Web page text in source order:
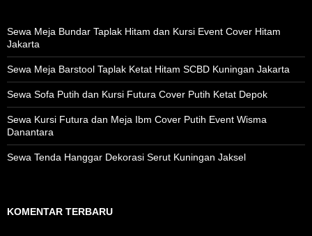
Sewa Meja Bundar Taplak Hitam dan Kursi Event Cover Hitam
Jakarta
Sewa Meja Barstool Taplak Ketat Hitam SCBD Kuningan Jakarta
Sewa Sofa Putih dan Kursi Futura Cover Putih Ketat Depok
Sewa Kursi Futura dan Meja Ibm Cover Putih Event Wisma
Danantara
Sewa Tenda Hanggar Dekorasi Serut Kuningan Jaksel
KOMENTAR TERBARU